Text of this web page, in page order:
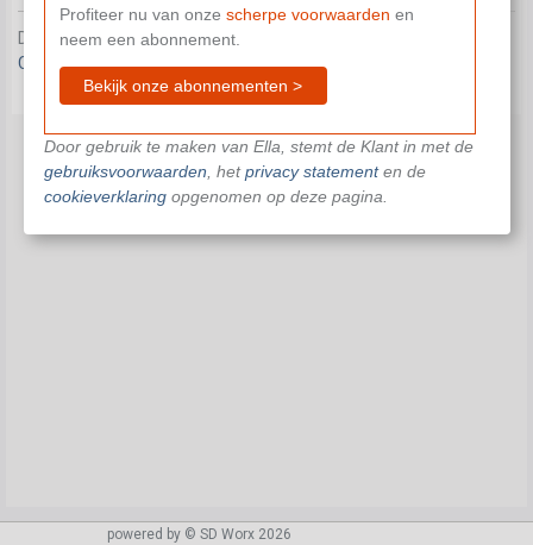
Dit document is niet beschikbaar in je huidige abonnement.
Contacteer onsom je verder te helpen.
powered by © SD Worx 2026
Profiteer nu van onze scherpe voorwaarden en
neem een abonnement.
Bekijk onze abonnementen >
Door gebruik te maken van Ella, stemt de Klant in met de
gebruiksvoorwaarden , hetprivacy statementen de
cookieverklaringopgenomen op deze pagina.